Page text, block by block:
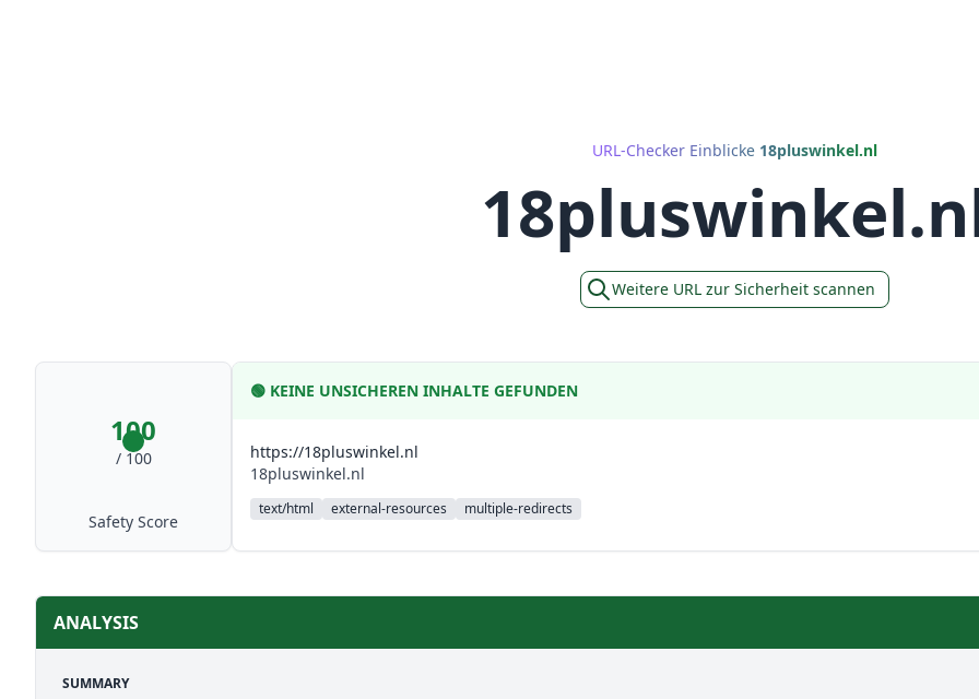
URL-Checker Einblicke 18pluswinkel.nl
Weitere URL zur Sicherheit scannen
100
/ 100
Safety Score
🟢 KEINE UNSICHEREN INHALTE GEFUNDEN
https://18pluswinkel.nl
18pluswinkel.nl
text/html external-resources multiple-redirects
ANALYSIS
SUMMARY